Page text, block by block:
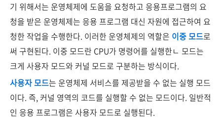
기 위해서는 운영체제에 도움을 요청하고 응용프로그램의 요
청을 받은 운영체제는 응용 프로그램 대신 자원에 접근하여 요
청한 작업을 수행한다. 이러한 운영체제의 역할은 이중 모드로
써 구현된다. 이중 모드란 CPU가 명령어를 실행한ㄴ 모드는
크게 사용자 모드와 커널 모드로 구분하는 방식이다.
사용자 모드는 운영체제 서비스를 제공받을 수 없는 실행 모드
이다. 즉, 커널 영역의 코드를 실행할 수 없는 모드이다. 일반적
인 응용 프로그램은 사용자 모드로 실행된다.